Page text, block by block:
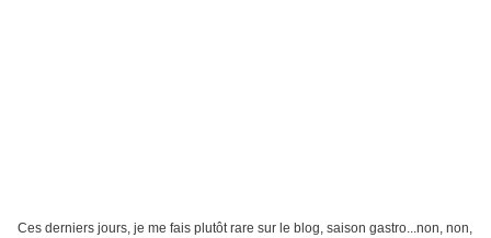
Ces derniers jours, je me fais plutôt rare sur le blog, saison gastro...non, non,